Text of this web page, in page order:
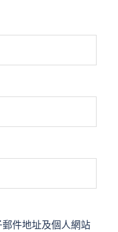
件地址及個人網站